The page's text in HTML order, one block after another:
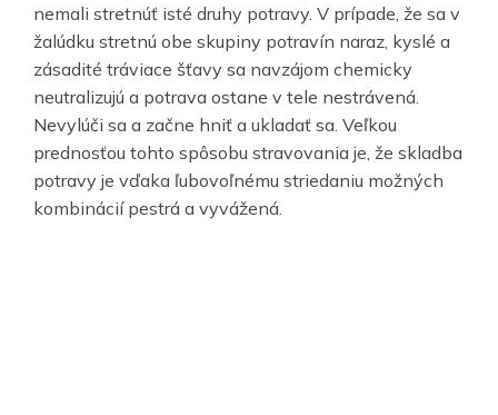
nemali stretnúť isté druhy potravy. V prípade, že sa v
žalúdku stretnú obe skupiny potravín naraz, kyslé a
zásadité tráviace šťavy sa navzájom chemicky
neutralizujú a potrava ostane v tele nestrávená.
Nevylúči sa a začne hniť a ukladať sa. Veľkou
prednosťou tohto spôsobu stravovania je, že skladba
potravy je vďaka ľubovoľnému striedaniu možných
kombinácií pestrá a vyvážená.